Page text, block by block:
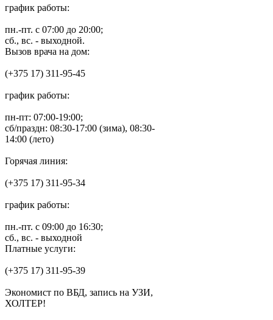
график работы:
пн.-пт. с 07:00 до 20:00;
сб., вс. - выходной.
Вызов врача на дом:
(+375 17) 311-95-45
график работы:
пн-пт: 07:00-19:00;
сб/праздн: 08:30-17:00 (зима), 08:30-
14:00 (лето)
Горячая линия:
(+375 17) 311-95-34
график работы:
пн.-пт. с 09:00 до 16:30;
сб., вс. - выходной
Платные услуги:
(+375 17) 311-95-39
Экономист по ВБД, запись на УЗИ,
ХОЛТЕР!